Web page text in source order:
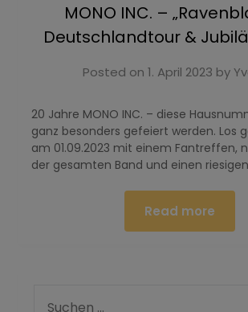
MONO INC. –
Deutschlandtour &
Posted on 1. April 2023 by
20 Jahre MONO INC. – diese
ganz besonders gefeiert werden. Los
am 01.09.2023 mit einem Fantreffen,
der gesamten Band und einen
Read more